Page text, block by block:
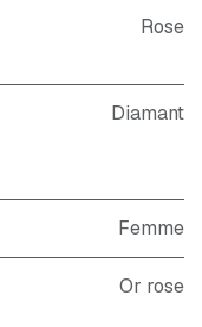
Rose
Diamant
Femme
Or rose